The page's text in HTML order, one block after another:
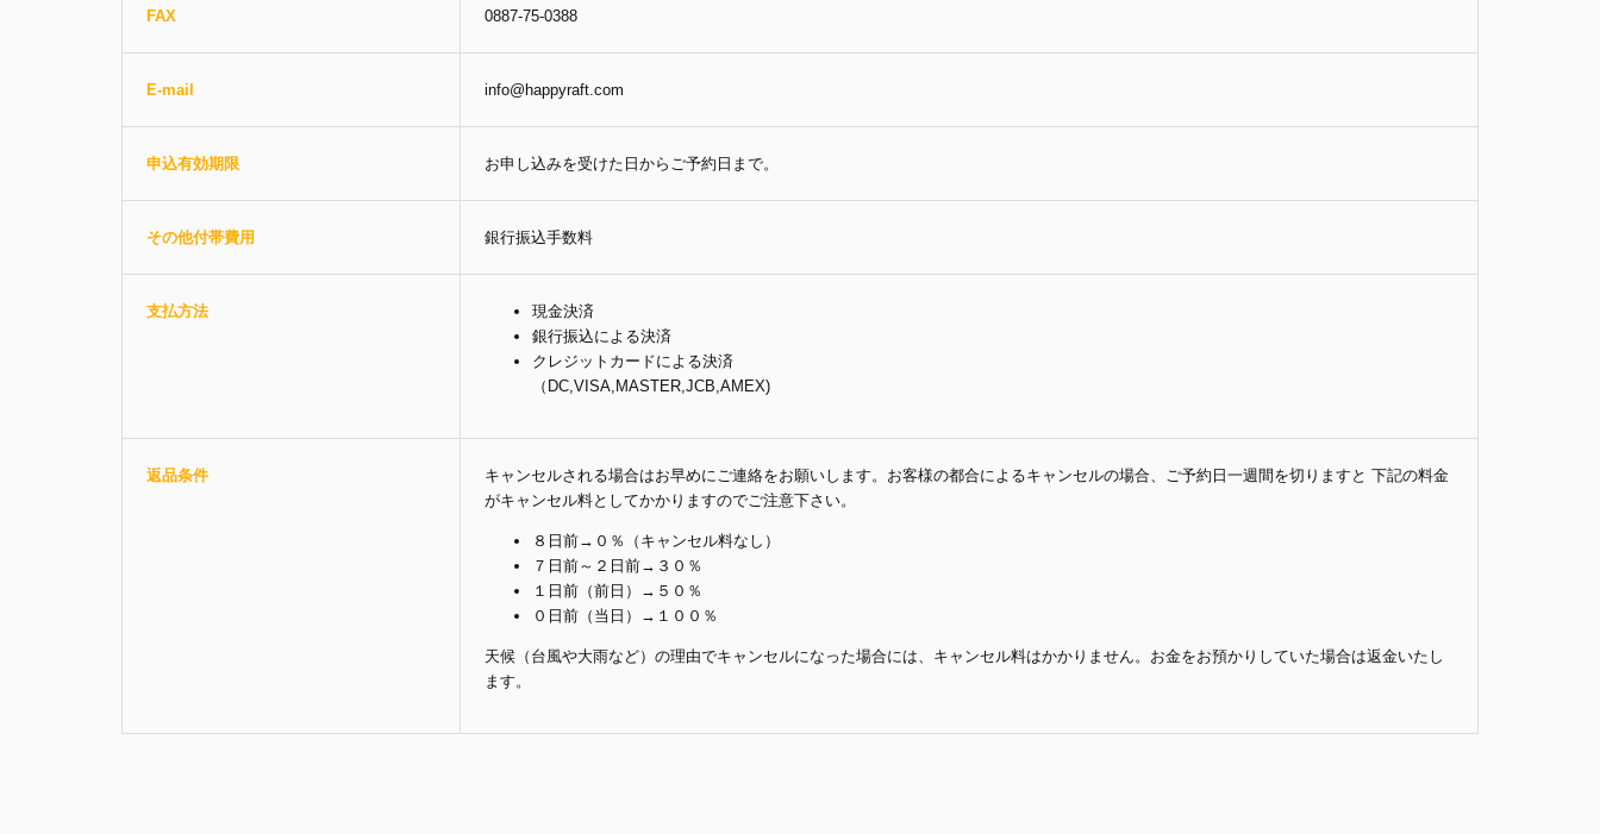
FAX 0887-75-0388
E-mail info@happyraft.com
申込有効期限 お申し込みを受けた日からご予約日まで。
その他付帯費用 銀行振込手数料
支払方法
現金決済
銀行振込による決済
クレジットカードによる決済
（DC,VISA,MASTER,JCB,AMEX)
返品条件
キャンセルされる場合はお早めにご連絡をお願いします。お客様の都合によるキャンセルの場合、ご予約日一週間を切りますと 下記の料金
がキャンセル料としてかかりますのでご注意下さい。
８日前→０％（キャンセル料なし）
７日前～２日前→３０％
１日前（前日）→５０％
０日前（当日）→１００％
天候（台風や大雨など）の理由でキャンセルになった場合には、キャンセル料はかかりません。お金をお預かりしていた場合は返金いたし
ます。